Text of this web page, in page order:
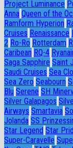
Project Luminance
Anna Queen of the
Ramform Hyperion
Cruises Renaissance
2 Ro-Ro Rotterdam
Caribean RQ-4
Saga Sapphire Saint
Saudi Cruises Sea
Sea Zero Seabourn
Blu Serene SH
Silver Galapagos
Airways Smartavia
Jolanda SS
Star Legend Star
Super-Caravelle